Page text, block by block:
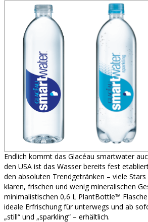
Endlich kommt das Glacéau smartwater
den USA ist das Wasser bereits fest
den absoluten Trendgetränken – viele
klaren, frischen und wenig mineralischen
minimalistischen 0,6 L PlantBottle™
ideale Erfrischung für unterwegs und ab
„still“ und „sparkling“ – erhältlich.